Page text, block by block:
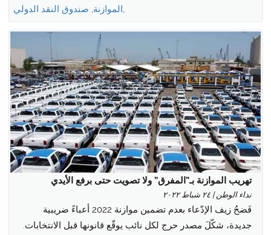
الموازنة, صندوق النقد الدولي ,
تهريب الموازنة بـ”المفرق” ولا تصويت حتى برفع الأيدي
نداء الوطن | ٢٤ شباط ٢٠٢٢
فَضحُ زيف الإدّعاء بعدم تضمين موازنة 2022 أعباءً ضريبية
جديدة، شكّلَ مصدر حرج لكل نائب يوقّع قانونها قبل الانتخابات.